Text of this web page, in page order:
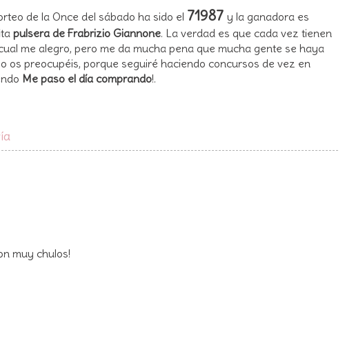
de la Once del sábado ha sido el 71987 y la ganadora es
pulsera de Frabrizio Giannone. La verdad es que cada vez tienen
me alegro, pero me da mucha pena que mucha gente se haya
os preocupéis, porque seguiré haciendo concursos de vez en
Me paso el día comprando!.
muy chulos!